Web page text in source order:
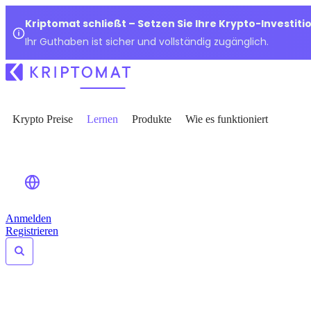
Kriptomat schließt – Setzen Sie Ihre Krypto-
Ihr Guthaben ist sicher und vollständig zugänglich.
Krypto Preise Lernen Produkte Wie es funktioniert
Anmelden
Registrieren